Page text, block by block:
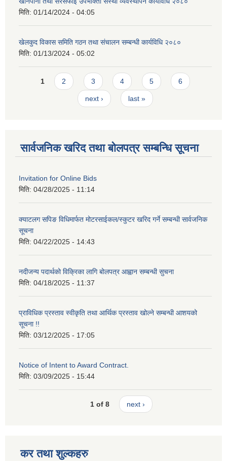
मिति: 01/14/2024 - 04:05
खेलकुद विकास समिति गठन तथा संचालन सम्बन्धी कार्यविधि २०८०
मिति: 01/13/2024 - 05:02
Pages
1 2 3 4 5 6
next › last »
सार्वजनिक खरिद तथा बोलपत्र सम्बन्धि सूचना
Invitation for Online Bids
मिति: 04/28/2025 - 11:14
क्याटलग सपिङ विधिमार्फत मोटरसाईकल/स्कुटर खरिद गर्ने सम्बन्धी सार्वजनिक
सूचना
मिति: 04/22/2025 - 14:43
नदीजन्य पदार्थको विक्रिका लागि बोलपत्र आह्वान सम्बन्धी सुचना
मिति: 04/18/2025 - 11:37
प्राविधिक प्रस्ताव स्वीकृति तथा आर्थिक प्रस्ताव खोल्ने सम्बन्धी आशयको
सूचना !!
मिति: 03/12/2025 - 17:05
Notice of Intent to Award Contract.
मिति: 03/09/2025 - 15:44
1 of 8 next ›
कर तथा शुल्कहरु